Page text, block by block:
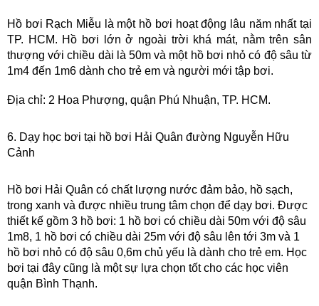
Hồ bơi Rạch Miễu là một hồ bơi hoạt động lâu năm nhất tại
TP. HCM. Hồ bơi lớn ở ngoài trời khá mát, nằm trên sân
thượng với chiều dài là 50m và một hồ bơi nhỏ có độ sâu từ
1m4 đến 1m6 dành cho trẻ em và người mới tập bơi.
Địa chỉ: 2 Hoa Phượng, quận Phú Nhuận, TP. HCM.
6. Dạy học bơi tại hồ bơi Hải Quân đường Nguyễn Hữu
Cảnh
Hồ bơi Hải Quân có chất lượng nước đảm bảo, hồ sạch,
trong xanh và được nhiều trung tâm chọn để dạy bơi. Được
thiết kế gồm 3 hồ bơi: 1 hồ bơi có chiều dài 50m với độ sâu
1m8, 1 hồ bơi có chiều dài 25m với độ sâu lên tới 3m và 1
hồ bơi nhỏ có độ sâu 0,6m chủ yếu là dành cho trẻ em. Học
bơi tại đây cũng là một sự lựa chọn tốt cho các học viên
quận Bình Thạnh.